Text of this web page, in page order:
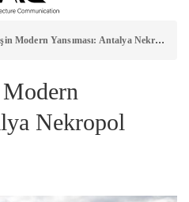
Yansıması: Antalya Nekropol Müzesi
Nekropol